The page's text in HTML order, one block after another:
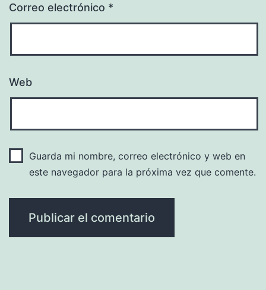
Correo electrónico *
Web
Guarda mi nombre, correo electrónico y web en
este navegador para la próxima vez que comente.